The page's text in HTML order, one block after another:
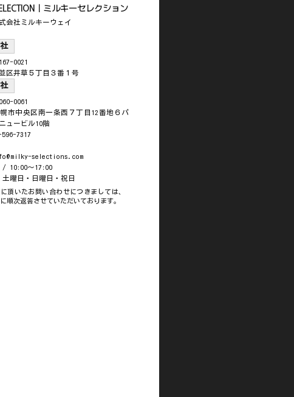
｜ミルキーセレクション
会社ミルキーウェイ
0021
区井草５丁目３番１号
0061
市中央区南一条西７丁目12番地６パ
ュービル10階
596-7317
selections.com
/ 10:00～17:00
曜日・日曜日・祝日
頂いたお問い合わせにつきましては、
順次返答させていただいております。